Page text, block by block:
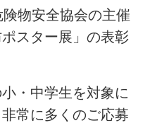
物安全協会の主催
スター展」の表彰
・中学生を対象に
常に多くのご応募